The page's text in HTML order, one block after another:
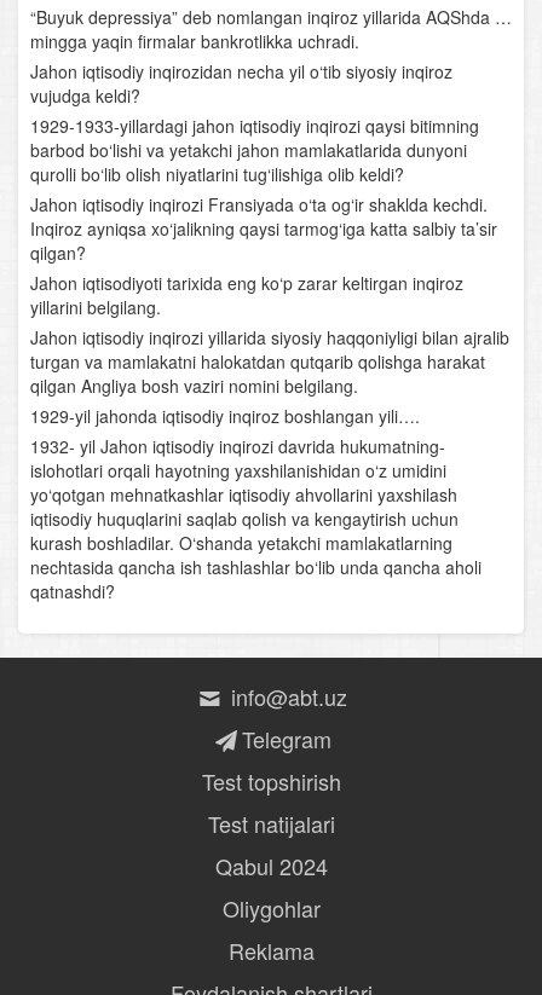
“Buyuk depressiya” deb nomlangan inqiroz yillarida AQShda …
mingga yaqin firmalar bankrotlikka uchradi.
Jahon iqtisodiy inqirozidan necha yil o‘tib siyosiy inqiroz
vujudga keldi?
1929-1933-yillardagi jahon iqtisodiy inqirozi qaysi bitimning
barbod bo‘lishi va yetakchi jahon mamlakatlarida dunyoni
qurolli bo‘lib olish niyatlarini tug‘ilishiga olib keldi?
Jahon iqtisodiy inqirozi Fransiyada o‘ta og‘ir shaklda kechdi.
Inqiroz ayniqsa xo‘jalikning qaysi tarmog‘iga katta salbiy ta’sir
qilgan?
Jahon iqtisodiyoti tarixida eng ko‘p zarar keltirgan inqiroz
yillarini belgilang.
Jahon iqtisodiy inqirozi yillarida siyosiy haqqoniyligi bilan ajralib
turgan va mamlakatni halokatdan qutqarib qolishga harakat
qilgan Angliya bosh vaziri nomini belgilang.
1929-yil jahonda iqtisodiy inqiroz boshlangan yili….
1932- yil Jahon iqtisodiy inqirozi davrida hukumatning-
islohotlari orqali hayotning yaxshilanishidan o‘z umidini
yo‘qotgan mehnatkashlar iqtisodiy ahvollarini yaxshilash
iqtisodiy huquqlarini saqlab qolish va kengaytirish uchun
kurash boshladilar. O‘shanda yetakchi mamlakatlarning
nechtasida qancha ish tashlashlar bo‘lib unda qancha aholi
qatnashdi?
info@abt.uz
Telegram
Test topshirish
Test natijalari
Qabul 2024
Oliygohlar
Reklama